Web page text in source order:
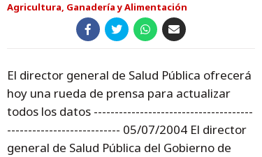
Agricultura, Ganadería y Alimentación
El director general de Salud Pública ofrecerá
hoy una rueda de prensa para actualizar
todos los datos --------------------------------------
--------------------------- 05/07/2004 El director
general de Salud Pública del Gobierno de